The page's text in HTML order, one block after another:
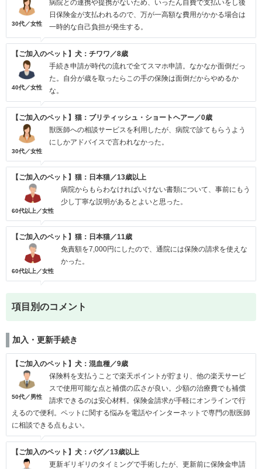
30代／女性
病院との連携や提携がないため、いったん自費で支払いをし後
日保険金が支払われるので、万が一高額な費用がかかる場合は
一時的な自己負担が発生する。
【ご加入のペット】犬：チワワ／8歳
40代／女性
手続き申請が時代の流れで全てスマホ申請。なかなか面倒だっ
た。自分が歳を取ったらこの手の保険は面倒だからやめるか
な。
【ご加入のペット】猫：ブリティッシュ・ショートヘアー／0歳
30代／女性
獣医師への相談サービスを利用したが、病院で診てもらうよう
にしかアドバイスで言われなかった。
【ご加入のペット】猫：日本猫／13歳以上
60代以上／女性
病院からもらわなければいけない書類について、事前にもう
少し丁寧な説明があるとよいと思った。
【ご加入のペット】猫：日本猫／11歳
60代以上／女性
免責額を7,000円にしたので、通院には保険の請求を使えな
かった。
項目別のコメント
加入・更新手続き
【ご加入のペット】犬：混血種／9歳
50代／男性
保険料を支払うことで楽天ポイントが貯まり、他の楽天サービ
スで使用可能な点と補償の広さが良い。少額の治療費でも補償
請求できるのは安心材料。保険金請求が手軽にオンラインで行
えるので便利。ペットに関する悩みを電話やインターネットで専門の獣医師
に相談できる点もよい。
【ご加入のペット】犬：パグ／13歳以上
更新ギリギリのタイミングで手術したが、更新前に保険金申請